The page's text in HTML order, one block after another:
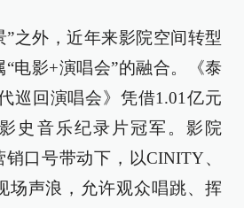
”之外，近年来影院空间转型
电影+演唱会”的融合。《泰
巡回演唱会》凭借1.01亿元
史音乐纪录片冠军。影院
口号带动下，以CINITY、
场声浪，允许观众唱跳、挥